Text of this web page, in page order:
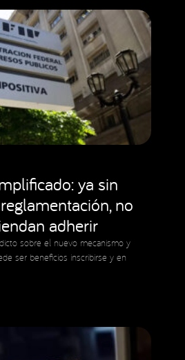
ya sin
no
adherir
sobre el nuevo mecanismo y
ser beneficios inscribirse y en